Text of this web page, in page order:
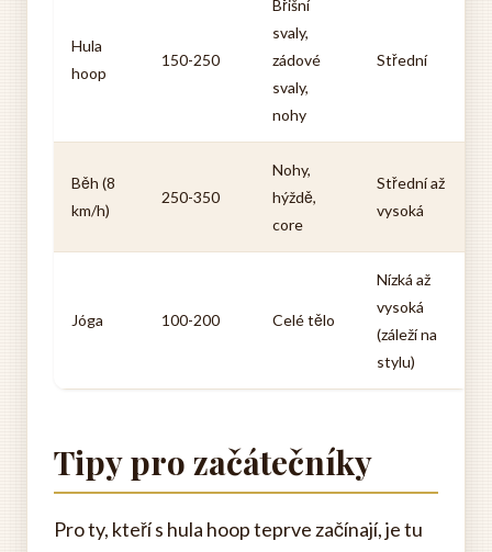
Hula
hoop
150-250
Břišní
svaly,
zádové
svaly,
nohy
Střední
Běh (8
km/h)
250-350
Nohy,
hýždě,
core
Střední až
vysoká
Jóga 100-200 Celé tělo
Nízká až
vysoká
(záleží na
stylu)
Tipy pro začátečníky
Pro ty, kteří s hula hoop teprve začínají, je tu